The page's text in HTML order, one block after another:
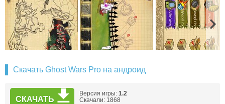
Скачать Ghost Wars Pro на андроид
СКАЧАТЬ
Версия игры: 1.2
Скачали: 1868